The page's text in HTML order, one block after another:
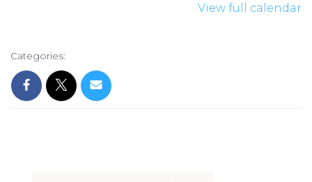
View full calendar
Categories: